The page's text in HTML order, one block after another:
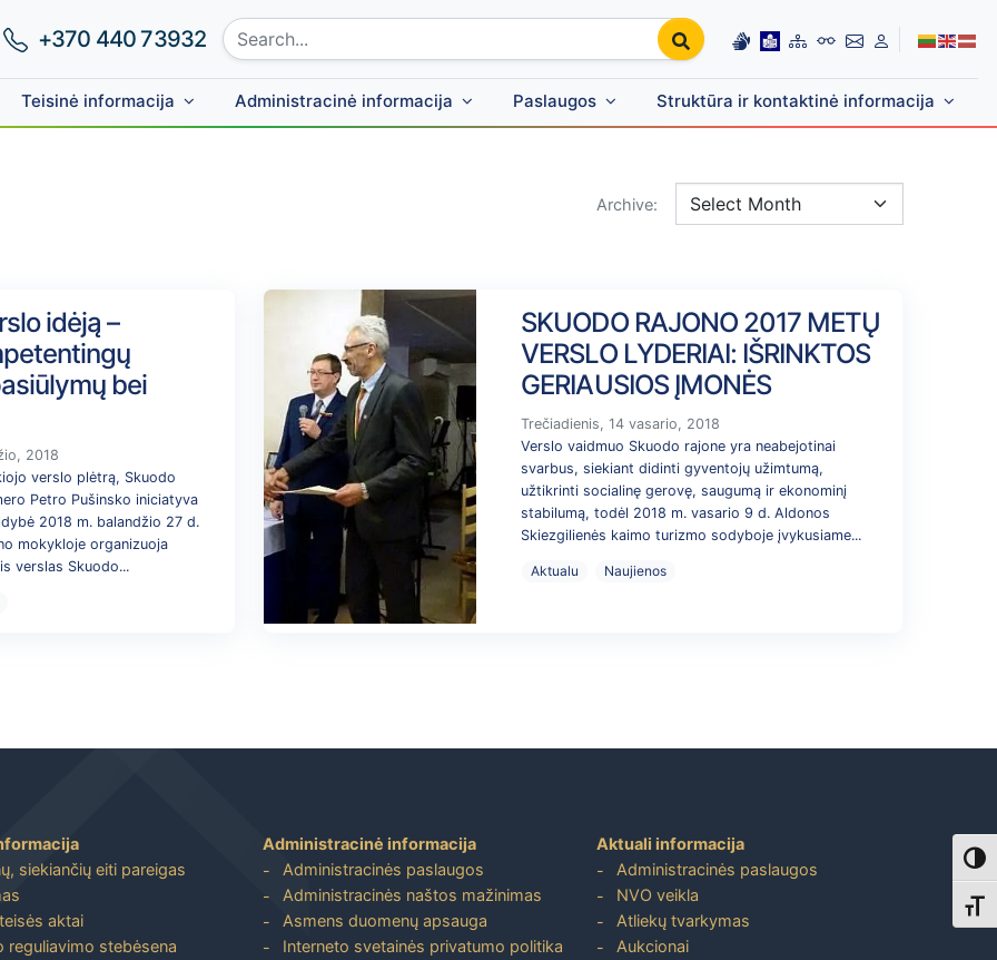
Phone number:
+370 440 73932 Search site:
Teisinė informacija Administracinė informacija Paslaugos Struktūra ir kontaktinė informacija
Archive:
idėją –
bei
2018
verslo plėtrą, Skuodo
Petro Pušinsko iniciatyva
2018 m. balandžio 27 d.
mokykloje organizuoja
verslas Skuodo...
SKUODO RAJONO 2017 METŲ
VERSLO LYDERIAI: IŠRINKTOS
GERIAUSIOS ĮMONĖS
Trečiadienis, 14 vasario, 2018
Verslo vaidmuo Skuodo rajone yra neabejotinai
svarbus, siekiant didinti gyventojų užimtumą,
užtikrinti socialinę gerovę, saugumą ir ekonominį
stabilumą, todėl 2018 m. vasario 9 d. Aldonos
Skiezgilienės kaimo turizmo sodyboje įvykusiame...
Aktualu Naujienos
siekiančių eiti pareigas
aktai
reguliavimo stebėsena
Administracinė informacija
Administracinės paslaugos
Administracinės naštos mažinimas
Asmens duomenų apsauga
Interneto svetainės privatumo politika
Aktuali informacija
Administracinės paslaugos
NVO veikla
Atliekų tvarkymas
Aukcionai